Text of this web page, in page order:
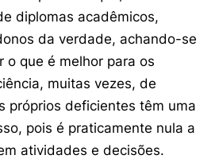
diplomas acadêmicos,
da verdade, achando-se
o que é melhor para os
muitas vezes, de
próprios deficientes têm uma
pois é praticamente nula a
atividades e decisões.